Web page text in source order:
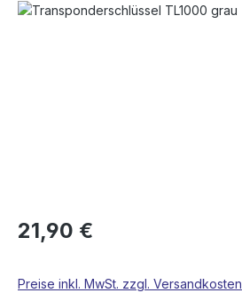
Bildergalerie überspringen
21,90 €
Preise inkl. MwSt. zzgl. Versandkosten